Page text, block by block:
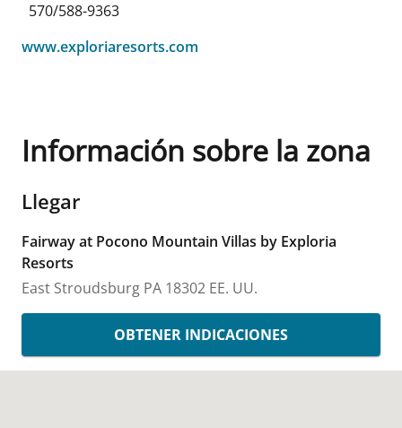
570/588-9363
www.exploriaresorts.com
Información sobre la zona
Llegar
Fairway at Pocono Mountain Villas by Exploria
Resorts
East Stroudsburg PA 18302 EE. UU.
OBTENER INDICACIONES